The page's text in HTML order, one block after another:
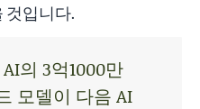
것입니다.
AI의 3억1000만
모델이 다음 AI